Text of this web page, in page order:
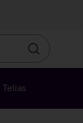
Otsin
Telias